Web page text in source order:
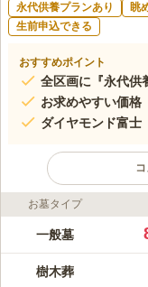
永代供養プランあり 眺
生前申込できる
おすすめポイント
全区画に『永代供
お求めやすい価格
ダイヤモンド富士
ライフドット編集部のコメ
緑豊かな高台
ら、楽しめる公
クセスも抜群
お墓タイプ
一般墓
樹木葬